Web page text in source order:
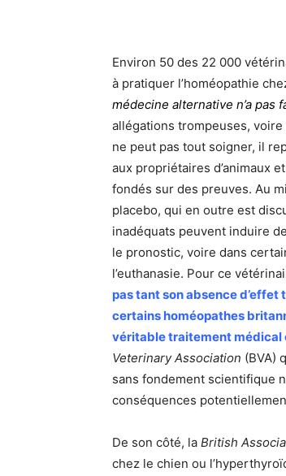
Environ 50 des 22 000
à pratiquer l’homéopathie
médecine alternative n’a pas
allégations trompeuses,
ne peut pas tout soigner, il
aux propriétaires d’animaux
fondés sur des preuves. Au
placebo, qui en outre est
inadéquats peuvent induire
le pronostic, voire dans
l’euthanasie. Pour ce
pas tant son absence
certains homéopathes
véritable traitement médical
Veterinary Association (BVA)
sans fondement scientifique
conséquences
De son côté, la British
chez le chien ou